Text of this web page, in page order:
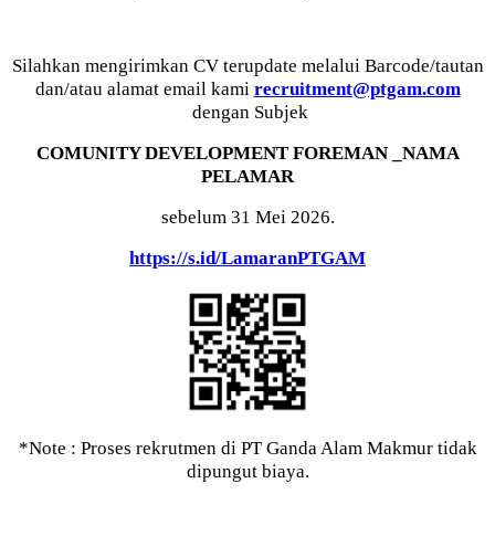
Silahkan mengirimkan CV terupdate melalui Barcode/tautan
dan/atau alamat email kami recruitment@ptgam.com
dengan Subjek
COMUNITY DEVELOPMENT FOREMAN _NAMA
PELAMAR
sebelum 31 Mei 2026.
https://s.id/LamaranPTGAM
*Note : Proses rekrutmen di PT Ganda Alam Makmur tidak
dipungut biaya.